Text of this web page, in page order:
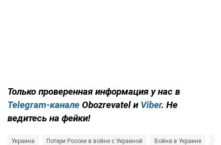
Только проверенная информация у нас в
Telegram-канале Obozrevatel и Viber. Не
ведитесь на фейки!
Украина Потери России в войне с Украиной Война в Украине